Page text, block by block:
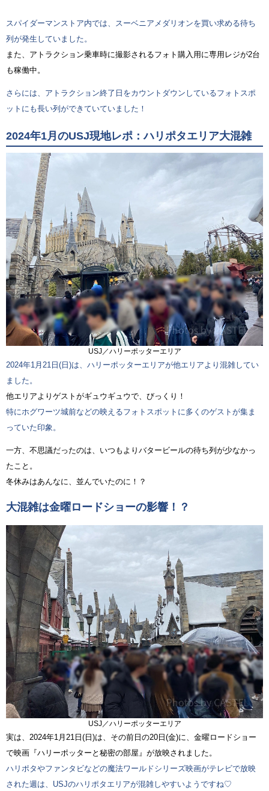
スパイダーマンストア内では、スーベニアメダリオンを買い求める待ち
列が発生していました。
また、アトラクション乗車時に撮影されるフォト購入用に専用レジが2台
も稼働中。
さらには、アトラクション終了日をカウントダウンしているフォトスポ
ットにも長い列ができていていました！
2024年1月のUSJ現地レポ：ハリポタエリア大混雑
USJ／ハリーポッターエリア
2024年1月21日(日)は、ハリーポッターエリアが他エリアより混雑してい
ました。
他エリアよりゲストがギュウギュウで、びっくり！
特にホグワーツ城前などの映えるフォトスポットに多くのゲストが集ま
っていた印象。
一方、不思議だったのは、いつもよりバタービールの待ち列が少なかっ
たこと。
冬休みはあんなに、並んでいたのに！？
大混雑は金曜ロードショーの影響！？
USJ／ハリーポッターエリア
実は、2024年1月21日(日)は、その前日の20日(金)に、金曜ロードショー
で映画『ハリーポッターと秘密の部屋』が放映されました。
ハリポタやファンタビなどの魔法ワールドシリーズ映画がテレビで放映
された週は、USJのハリポタエリアが混雑しやすいようですね♡